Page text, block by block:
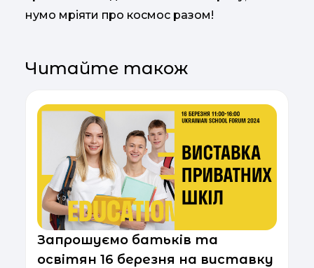
нумо мріяти про космос разом!
Читайте також
Запрошуємо батьків та
освітян 16 березня на виставку